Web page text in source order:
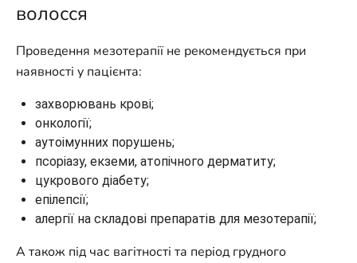
волосся
Проведення мезотерапії не рекомендується при
наявності у пацієнта:
захворювань крові;
онкології;
аутоімунних порушень;
псоріазу, екземи, атопічного дерматиту;
цукрового діабету;
епілепсії;
алергії на складові препаратів для мезотерапії;
А також під час вагітності та період грудного